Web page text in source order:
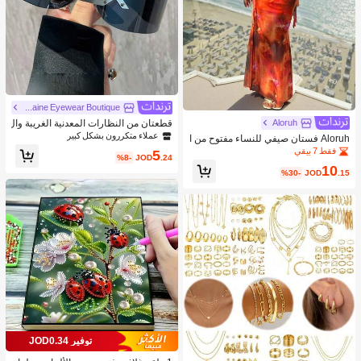
Aloruh
Aloruh فستان صيفي للنساء مفتوح من ا
لظهر وملتف عند الرقبة
فقط 7 بيقي
JOD10.15
%30-
Yvaine Eyewear Boutique
قطعتان من النظارات المعدنية الغريبة وال
مميزة بتصميم غير مؤطر لديكور الحفلات
عملاء متكررون بشكل كبير
JOD5.24
%8-
توفير JOD0.34